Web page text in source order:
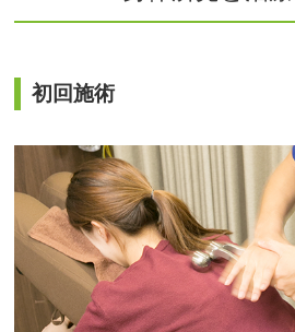
初回施術